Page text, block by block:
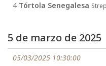
4 Tórtola Senegalesa
5 de marzo de 2025
05/03/2025 10:30:00